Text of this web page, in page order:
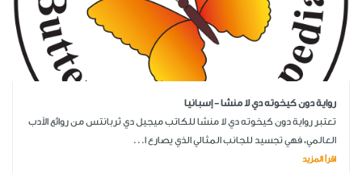
رواية دون كيخوته دي لا منشا - إسبانيا
تعتبر رواية دون كيخوته دي لا منشا للكاتب ميجيل دي ثربانتس من روائع الأدب
العالمي، فهي تجسيد للجانب المثالي الذي يصارع ا...
اقرأ المزيد